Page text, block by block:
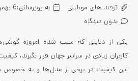
ترفند های موبایلی به روزرسانی:6 بهمن 1403
بدون دیدگاه
یکی از دلایلی که سبب شده امروزه
کاربران زیادی در سراسر جهان قرار بگیرند،
این کیفیت در برخی از مدل‌ها و به خصوص